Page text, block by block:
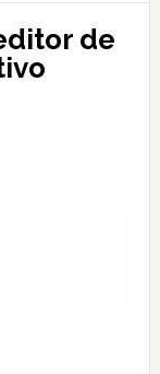
de